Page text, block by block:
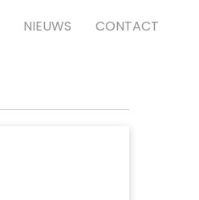
NIEUWS CONTACT